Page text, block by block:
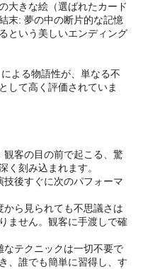
大きな絵（選ばれたカード
末: 夢の中の断片的な記憶
という美しいエンディング
よる物語性が、単なる不
して高く評価されていま
客の目の前で起こる、驚
く刻み込まれます。
後すぐに次のパフォーマ
ら見られても不思議さは
ません。観客に手渡しで確
テクニックは一切不要で
、誰でも簡単に習得し、す